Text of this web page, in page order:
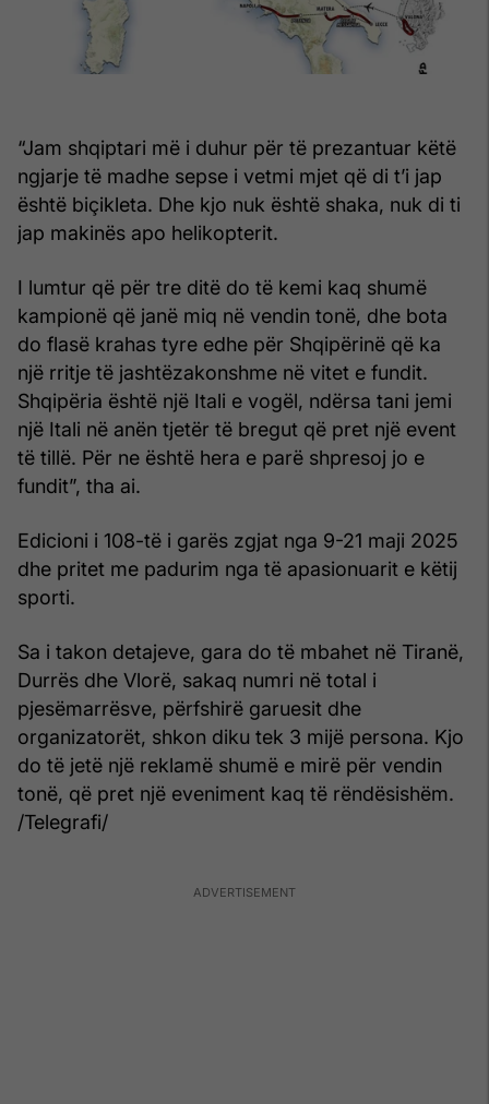
“Jam shqiptari më i duhur për të prezantuar këtë
ngjarje të madhe sepse i vetmi mjet që di t’i jap
është biçikleta. Dhe kjo nuk është shaka, nuk di ti
jap makinës apo helikopterit.
I lumtur që për tre ditë do të kemi kaq shumë
kampionë që janë miq në vendin tonë, dhe bota
do flasë krahas tyre edhe për Shqipërinë që ka
një rritje të jashtëzakonshme në vitet e fundit.
Shqipëria është një Itali e vogël, ndërsa tani jemi
një Itali në anën tjetër të bregut që pret një event
të tillë. Për ne është hera e parë shpresoj jo e
fundit”, tha ai.
Edicioni i 108-të i garës zgjat nga 9-21 maji 2025
dhe pritet me padurim nga të apasionuarit e këtij
sporti.
Sa i takon detajeve, gara do të mbahet në Tiranë,
Durrës dhe Vlorë, sakaq numri në total i
pjesëmarrësve, përfshirë garuesit dhe
organizatorët, shkon diku tek 3 mijë persona. Kjo
do të jetë një reklamë shumë e mirë për vendin
tonë, që pret një eveniment kaq të rëndësishëm.
/Telegrafi/